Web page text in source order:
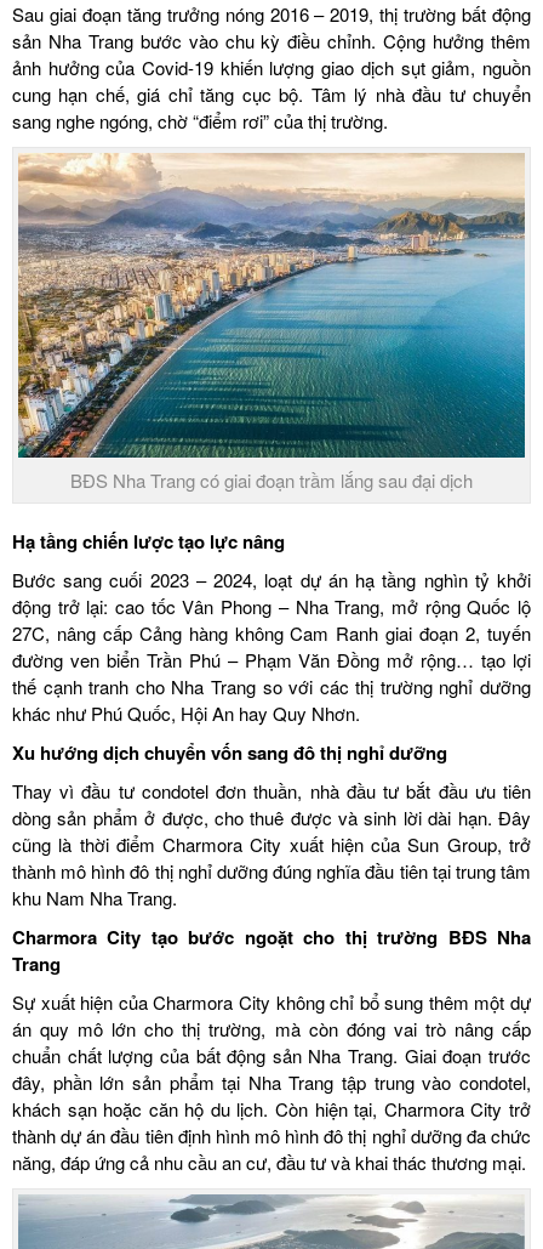
Sau giai đoạn tăng trưởng nóng 2016 – 2019, thị trường bất động
sản Nha Trang bước vào chu kỳ điều chỉnh. Cộng hưởng thêm
ảnh hưởng của Covid-19 khiến lượng giao dịch sụt giảm, nguồn
cung hạn chế, giá chỉ tăng cục bộ. Tâm lý nhà đầu tư chuyển
sang nghe ngóng, chờ “điểm rơi” của thị trường.
BĐS Nha Trang có giai đoạn trầm lắng sau đại dịch
Hạ tầng chiến lược tạo lực nâng
Bước sang cuối 2023 – 2024, loạt dự án hạ tầng nghìn tỷ khởi
động trở lại: cao tốc Vân Phong – Nha Trang, mở rộng Quốc lộ
27C, nâng cấp Cảng hàng không Cam Ranh giai đoạn 2, tuyến
đường ven biển Trần Phú – Phạm Văn Đồng mở rộng… tạo lợi
thế cạnh tranh cho Nha Trang so với các thị trường nghỉ dưỡng
khác như Phú Quốc, Hội An hay Quy Nhơn.
Xu hướng dịch chuyển vốn sang đô thị nghỉ dưỡng
Thay vì đầu tư condotel đơn thuần, nhà đầu tư bắt đầu ưu tiên
dòng sản phẩm ở được, cho thuê được và sinh lời dài hạn. Đây
cũng là thời điểm Charmora City xuất hiện của Sun Group, trở
thành mô hình đô thị nghỉ dưỡng đúng nghĩa đầu tiên tại trung tâm
khu Nam Nha Trang.
Charmora City tạo bước ngoặt cho thị trường BĐS Nha
Trang
Sự xuất hiện của Charmora City không chỉ bổ sung thêm một dự
án quy mô lớn cho thị trường, mà còn đóng vai trò nâng cấp
chuẩn chất lượng của bất động sản Nha Trang. Giai đoạn trước
đây, phần lớn sản phẩm tại Nha Trang tập trung vào condotel,
khách sạn hoặc căn hộ du lịch. Còn hiện tại, Charmora City trở
thành dự án đầu tiên định hình mô hình đô thị nghỉ dưỡng đa chức
năng, đáp ứng cả nhu cầu an cư, đầu tư và khai thác thương mại.